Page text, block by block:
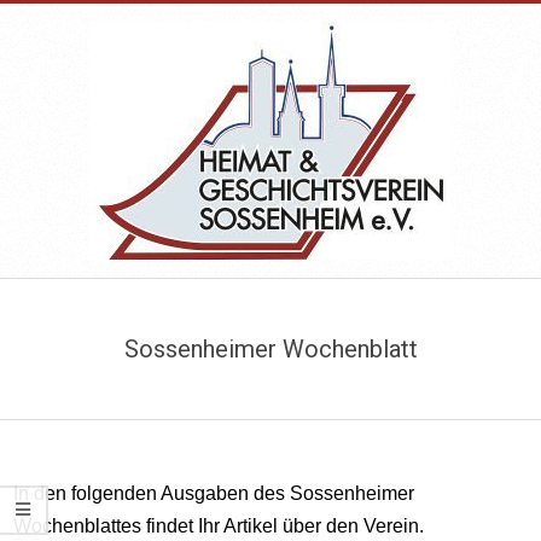
HEIMAT-
GESCHICHTSVEREIN
SOSSENHEIM
Sossenheimer Wochenblatt
In den folgenden Ausgaben des Sossenheimer
Wochenblattes findet Ihr Artikel über den Verein.